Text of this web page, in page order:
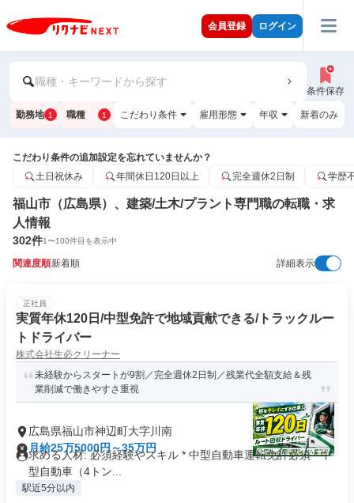
会員登録 ログイン
職種・キーワードから探す
条件保存
勤務地 1 職種 1 こだわり条件 雇用形態 年収 新着のみ
こだわり条件の追加設定を忘れていませんか？
土日祝休み
年間休日120日以上 完全週休2日制 学歴
福山市（広島県）、建築/土木/プラント専門職の転職・求
人情報
302件1〜100件目を表示中
関連度順新着順 詳細表示
正社員
実質年休120日/中型免許で地域貢献できる/トラックルー
トドライバー
株式会社生必クリーナー
未経験からスタートが9割／完全週休2日制／残業代全額支給＆残
業削減で働きやすさ重視
広島県福山市神辺町大字川南
月給25万5000円～35万円
求める人材: 必須経験やスキル * 中型自動車運転免許必須 * 中
型自動車（4トン...
駅近5分以内